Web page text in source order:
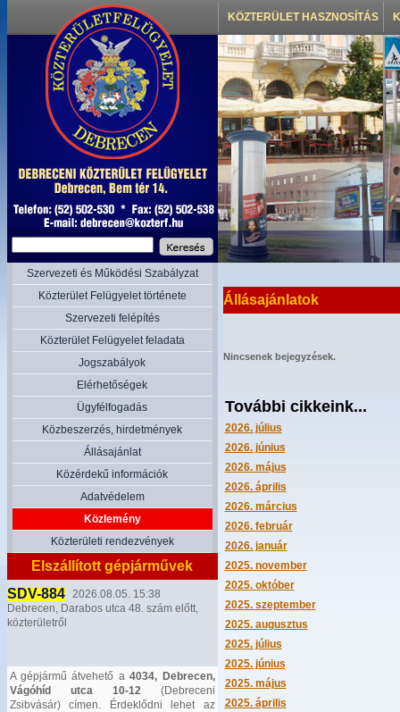
KÖZTERÜLET HASZNOSÍTÁS
Szervezeti és Működési Szabályzat
Közterület Felügyelet története
Szervezeti felépítés
Közterület Felügyelet feladata
Jogszabályok
Elérhetőségek
Ügyfélfogadás
Közbeszerzés, hirdetmények
Állásajánlat
Közérdekű információk
Adatvédelem
Közlemény
Közterületi rendezvények
Elszállított gépjárművek
SDV-884
2026.08.05. 15:38
Debrecen, Darabos utca 48. szám előtt,
közterületről
A gépjármű átvehető a4034, Debrecen,
Vágóhíd utca 10-12(Debreceni
Zsibvásár) címen. Érdeklődni lehet az
Állásajánlatok
Nincsenek bejegyzések.
További cikkeink...
2026. július
2026. június
2026. május
2026. április
2026. március
2026. február
2026. január
2025. november
2025. október
2025. szeptember
2025. augusztus
2025. július
2025. június
2025. május
2025. április